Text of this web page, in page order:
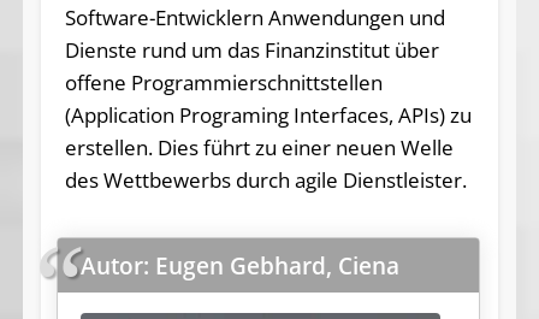
Software-Entwicklern Anwendungen und
Dienste rund um das Finanzinstitut über
offene Programmierschnittstellen
(Application Programing Interfaces, APIs) zu
erstellen. Dies führt zu einer neuen Welle
des Wettbewerbs durch agile Dienstleister.
Autor: Eugen Gebhard, Ciena